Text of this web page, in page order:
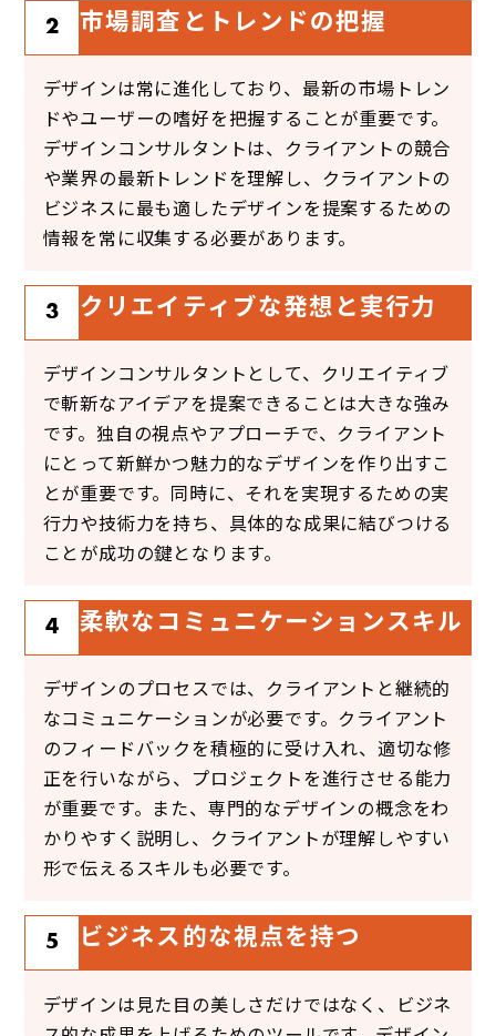
2 市場調査とトレンドの把握
デザインは常に進化しており、最新の市場トレン
ドやユーザーの嗜好を把握することが重要です。
デザインコンサルタントは、クライアントの競合
や業界の最新トレンドを理解し、クライアントの
ビジネスに最も適したデザインを提案するための
情報を常に収集する必要があります。
3 クリエイティブな発想と実行力
デザインコンサルタントとして、クリエイティブ
で斬新なアイデアを提案できることは大きな強み
です。独自の視点やアプローチで、クライアント
にとって新鮮かつ魅力的なデザインを作り出すこ
とが重要です。同時に、それを実現するための実
行力や技術力を持ち、具体的な成果に結びつける
ことが成功の鍵となります。
4 柔軟なコミュニケーションスキル
デザインのプロセスでは、クライアントと継続的
なコミュニケーションが必要です。クライアント
のフィードバックを積極的に受け入れ、適切な修
正を行いながら、プロジェクトを進行させる能力
が重要です。また、専門的なデザインの概念をわ
かりやすく説明し、クライアントが理解しやすい
形で伝えるスキルも必要です。
5 ビジネス的な視点を持つ
デザインは見た目の美しさだけではなく、ビジネ